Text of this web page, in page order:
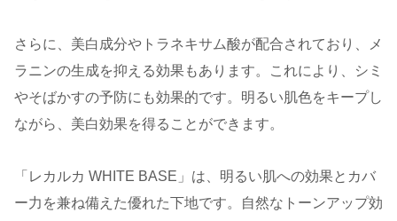
さらに、美白成分やトラネキサム酸が配合されており、メ
ラニンの生成を抑える効果もあります。これにより、シミ
やそばかすの予防にも効果的です。明るい肌色をキープし
ながら、美白効果を得ることができます。
「レカルカ WHITE BASE」は、明るい肌への効果とカバ
ー力を兼ね備えた優れた下地です。自然なトーンアップ効